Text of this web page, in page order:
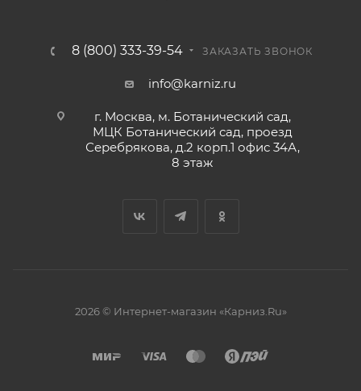
8 (800) 333-39-54 ЗАКАЗАТЬ ЗВОНОК
info@karniz.ru
г. Москва, м. Ботанический сад,
МЦК Ботанический сад, проезд
Серебрякова, д.2 корп.1 офис 34А,
8 этаж
2026 © Интернет-магазин «Карниз.Ru»